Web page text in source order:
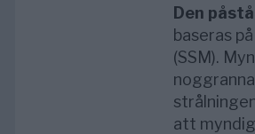
Den
baseras
(SSM).
att